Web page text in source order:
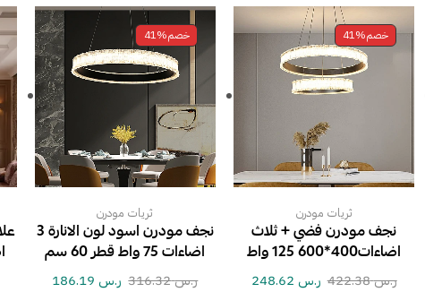
خصم41%
ثريات مودرن
نجف مودرن فضي + ثلاث
اضاءات400*600 125 واط
ر.س422.38 ر.س
خصم41%
ثريات مودرن
نجف مودرن اسود لون الانارة 3
اضاءات 75 واط قطر 60 سم
ر.س316.32 ر.س